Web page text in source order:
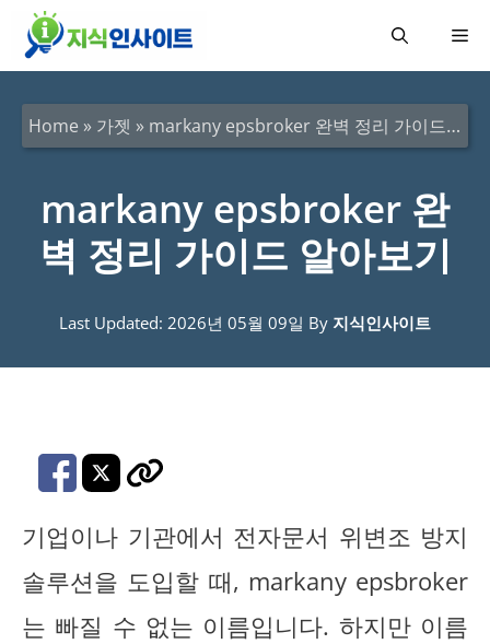
메
Home » 가젯 » markany epsbroker 완벽 정리 가이드 알아보기
markany epsbroker 완
벽 정리 가이드 알아보기
Last Updated: 2026년 05월 09일 By 지식인사이트
기업이나 기관에서 전자문서 위변조 방지
솔루션을 도입할 때, markany epsbroker
는 빠질 수 없는 이름입니다. 하지만 이름